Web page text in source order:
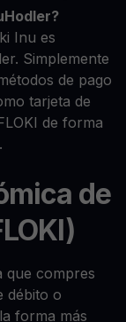
Inu es
Simplemente
de pago
tarjeta de
de forma
de
que compres
débito o
forma más